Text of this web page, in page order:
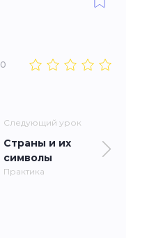
0
Следующий урок
Страны и их
символы
Практика